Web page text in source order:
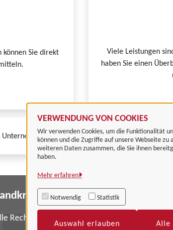
VERWENDUNG VON COOKIES
Wir verwenden Cookies, um die Funktionalität
können und die Zugriffe auf unsere Webseite
weiteren Daten zusammen, die Sie ihnen
haben.
Mehr erfahren
Notwendig Statistik
Auswahl erlauben Alle
können Sie direkt
Viele Leistungen
haben Sie einen
finden Sie auf der FAQ-Seite
Göttingen
Rechte vorbehalten